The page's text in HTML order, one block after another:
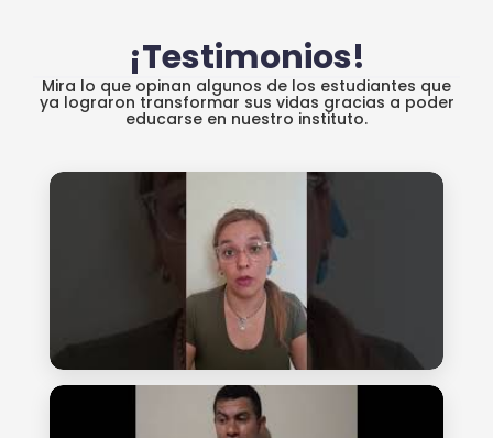
¡Testimonios!
Mira lo que opinan algunos de los estudiantes que
ya lograron transformar sus vidas gracias a poder
educarse en nuestro instituto.